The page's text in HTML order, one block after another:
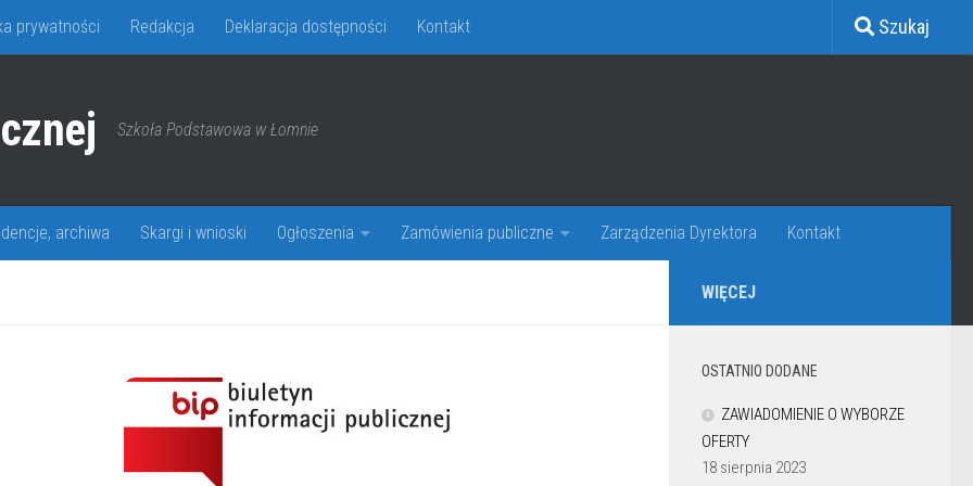
prywatności Redakcja Deklaracja dostępności Kontakt Szukaj
Szkoła Podstawowa w Łomnie
archiwa Skargi i wnioski Ogłoszenia Zamówienia publiczne Zarządzenia Dyrektora Kontakt
WIĘCEJ
OSTATNIO DODANE
ZAWIADOMIENIE O WYBORZE
OFERTY
18 sierpnia 2023